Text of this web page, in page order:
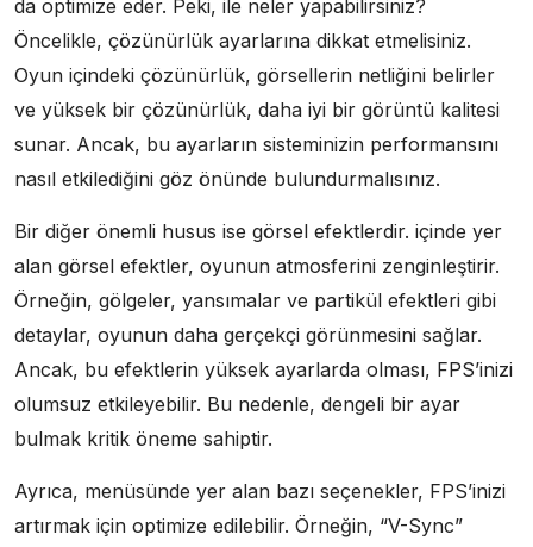
da optimize eder. Peki, ile neler yapabilirsiniz?
Öncelikle, çözünürlük ayarlarına dikkat etmelisiniz.
Oyun içindeki çözünürlük, görsellerin netliğini belirler
ve yüksek bir çözünürlük, daha iyi bir görüntü kalitesi
sunar. Ancak, bu ayarların sisteminizin performansını
nasıl etkilediğini göz önünde bulundurmalısınız.
Bir diğer önemli husus ise görsel efektlerdir. içinde yer
alan görsel efektler, oyunun atmosferini zenginleştirir.
Örneğin, gölgeler, yansımalar ve partikül efektleri gibi
detaylar, oyunun daha gerçekçi görünmesini sağlar.
Ancak, bu efektlerin yüksek ayarlarda olması, FPS’inizi
olumsuz etkileyebilir. Bu nedenle, dengeli bir ayar
bulmak kritik öneme sahiptir.
Ayrıca, menüsünde yer alan bazı seçenekler, FPS’inizi
artırmak için optimize edilebilir. Örneğin, “V-Sync”